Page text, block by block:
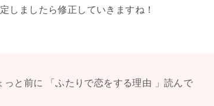
しましたら修正していきますね！
と前に 「ふたりで恋をする理由 」読んで